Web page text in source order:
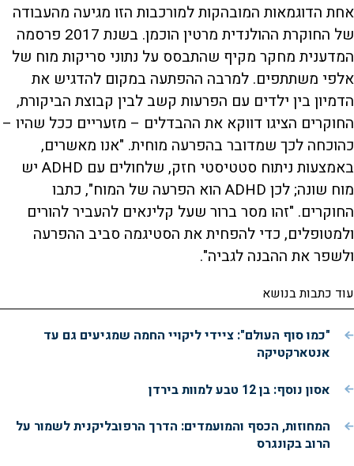
אחת הדוגמאות המובהקות למורכבות הזו מגיעה מהעבודה
של החוקרת ההולנדית מרטין הוכמן. בשנת 2017 פרסמה
המדענית מחקר מקיף שהתבסס על נתוני סריקות מוח של
אלפי משתתפים. למרבה ההפתעה במקום להדגיש את
הדמיון בין ילדים עם הפרעות קשב לבין קבוצת הביקורת,
החוקרים הציגו דווקא את ההבדלים – מזעריים ככל שהיו –
כהוכחה לכך שמדובר בהפרעה מוחית. "אנו מאשרים,
באמצעות ניתוח סטטיסטי חזק, שלחולים עם ADHD יש
מוח שונה; לכן ADHD הוא הפרעה של המוח", כתבו
החוקרים. "זהו מסר ברור שעל קלינאים להעביר להורים
ולמטופלים, כדי להפחית את הסטיגמה סביב ההפרעה
ולשפר את ההבנה לגביה".
עוד כתבות בנושא
"כמו סוף העולם": ציידי ליקויי החמה שמגיעים גם עד
אנטארקטיקה
אסון נוסף: בן 12 טבע למוות בירדן
המחוזות, הכסף והמועמדים: הדרך הרפובליקנית לשמור על
הרוב בקונגרס